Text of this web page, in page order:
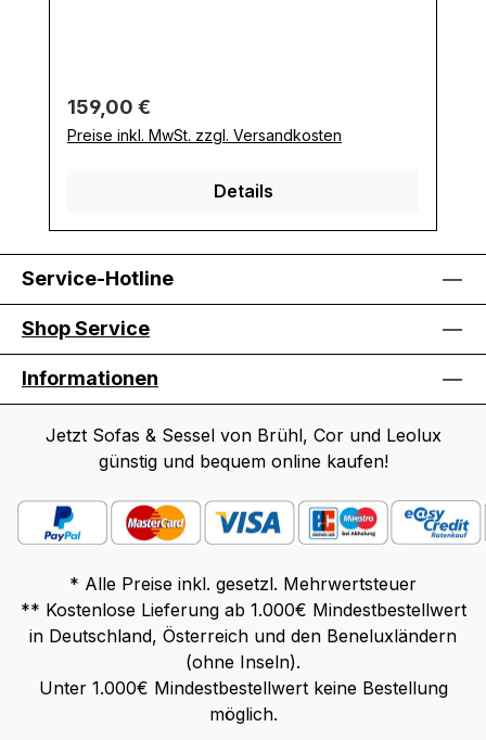
Regulärer Preis:
159,00 €
Preise inkl. MwSt. zzgl. Versandkosten
Details
Service-Hotline
Shop Service
Informationen
Jetzt Sofas & Sessel von Brühl, Cor und Leolux
günstig und bequem online kaufen!
* Alle Preise inkl. gesetzl. Mehrwertsteuer
** Kostenlose Lieferung ab 1.000€ Mindestbestellwert
in Deutschland, Österreich und den Beneluxländern
(ohne Inseln).
Unter 1.000€ Mindestbestellwert keine Bestellung
möglich.